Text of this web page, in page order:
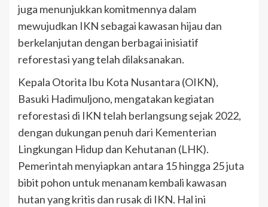
juga menunjukkan komitmennya dalam
mewujudkan IKN sebagai kawasan hijau dan
berkelanjutan dengan berbagai inisiatif
reforestasi yang telah dilaksanakan.
Kepala Otorita Ibu Kota Nusantara (OIKN),
Basuki Hadimuljono, mengatakan kegiatan
reforestasi di IKN telah berlangsung sejak 2022,
dengan dukungan penuh dari Kementerian
Lingkungan Hidup dan Kehutanan (LHK).
Pemerintah menyiapkan antara 15 hingga 25 juta
bibit pohon untuk menanam kembali kawasan
hutan yang kritis dan rusak di IKN. Hal ini